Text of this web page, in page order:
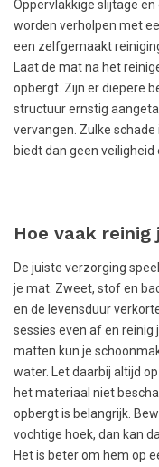
Oppervlakkige slijtage
worden verholpen met
een zelfgemaakt
Laat de mat na het
opbergt. Zijn er diepere
structuur ernstig
vervangen. Zulke
biedt dan geen veiligheid
Hoe vaak
De juiste verzorging
je mat. Zweet, stof en
en de levensduur
sessies even af en
matten kun je
water. Let daarbij altijd
het materiaal niet
opbergt is belangrijk.
vochtige hoek, dan kan
Het is beter om hem op